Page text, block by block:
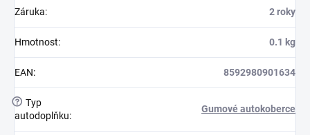
Záruka: 2 roky
Hmotnost: 0.1 kg
EAN: 8592980901634
? Typ
autodoplňku:
Gumové autokoberce